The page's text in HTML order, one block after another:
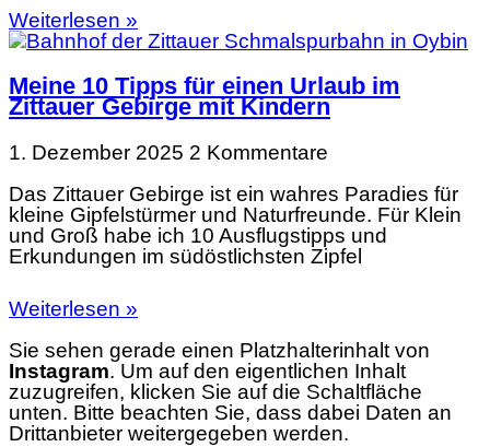
Weiterlesen »
Meine 10 Tipps für einen Urlaub im
Zittauer Gebirge mit Kindern
1. Dezember 2025 2 Kommentare
Das Zittauer Gebirge ist ein wahres Paradies für
kleine Gipfelstürmer und Naturfreunde. Für Klein
und Groß habe ich 10 Ausflugstipps und
Erkundungen im südöstlichsten Zipfel
Weiterlesen »
Sie sehen gerade einen Platzhalterinhalt von
Instagram. Um auf den eigentlichen Inhalt
zuzugreifen, klicken Sie auf die Schaltfläche
unten. Bitte beachten Sie, dass dabei Daten an
Drittanbieter weitergegeben werden.